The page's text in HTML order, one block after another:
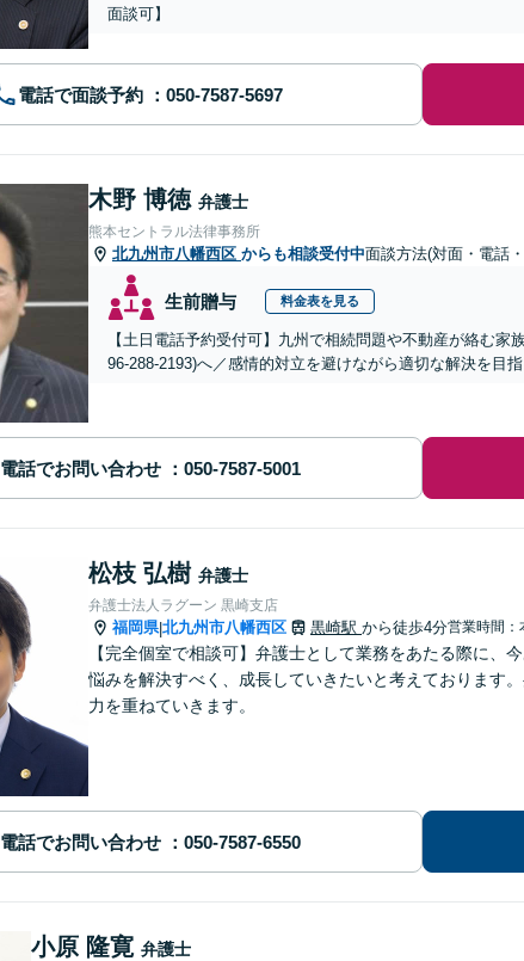
面談可】
電話で面談予約
木野 博徳 弁護士
熊本セントラル法律事務所
北九州市八幡西区 からも相談受付中面談方法(対面・電話
生前贈与 料金表を見る
【土日電話予約受付可】九州で相続問題や不動産が絡む
96-288-2193)へ／感情的対立を避けながら適切な解決を目
電話でお問い合わせ
松枝 弘樹 弁護士
弁護士法人ラグーン 黒崎支店
福岡県|北九州市八幡西区 黒崎駅 から徒歩4分営業時間：
【完全個室で相談可】弁護士として業務をあたる際に
悩みを解決すべく、成長していきたいと考えております
力を重ねていきます。
電話でお問い合わせ
小原 隆寛 弁護士